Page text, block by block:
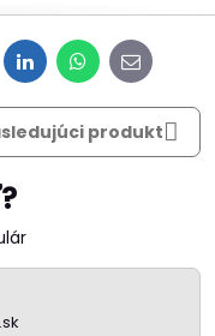
LinkedInWhatsApp
E-
mail
produkt